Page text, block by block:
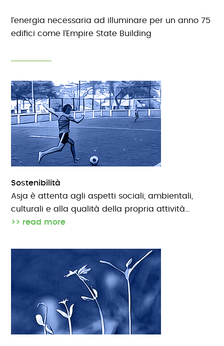
l’energia necessaria ad illuminare per un anno 75
edifici come l’Empire State Building
Sostenibilità
Asja è attenta agli aspetti sociali, ambientali,
culturali e alla qualità della propria attività…
>> read more